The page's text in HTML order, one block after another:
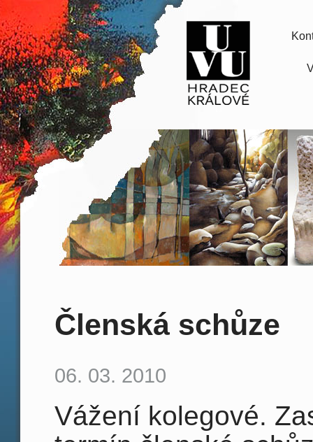
Členská schůze
06. 03. 2010
Vážení kolegové.